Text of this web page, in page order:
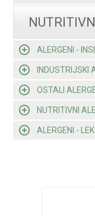
ALERGENI -
INDUSTRIJSKI
OSTALI
NUTRITIVNI
ALERGENI -